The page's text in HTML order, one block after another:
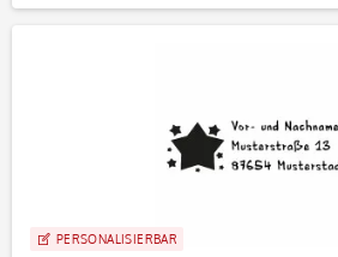
PERSONALISIERBAR